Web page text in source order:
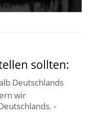
sollten:
Deutschlands
wir
-